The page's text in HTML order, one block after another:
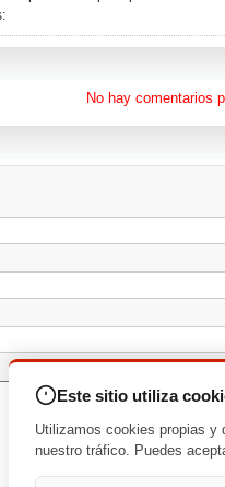
No hay comentarios
Este sitio utiliza
Utilizamos cookies propias y
nuestro tráfico. Puedes